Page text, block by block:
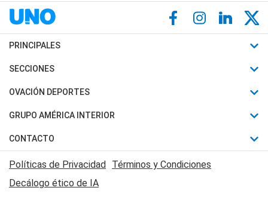
PRINCIPALES
Últimas Noticias
Política
Judiciales
Economia
SECCIONES
Horóscopo
Motores
Trucos caseros
Series y Películas
Edictos y Solicitadas
OVACIÓN DEPORTES
Fútbol
Mundial
Automovilismo
Rugby
GRUPO AMÉRICA INTERIOR
Canal 7 en Vivo
CONTACTO
Acerca de Nosotros
Contactanos
Políticas de Privacidad Términos y Condiciones
Decálogo ético de IA